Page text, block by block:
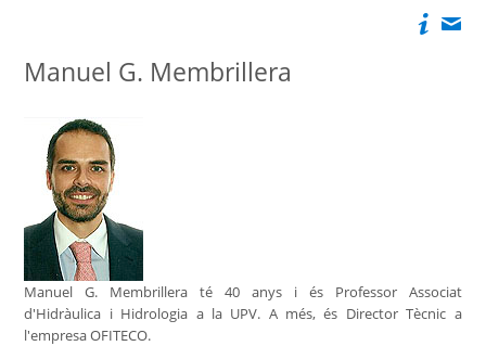
Manuel G. Membrillera
Manuel G. Membrillera té 40 anys i és Professor Associat
d'Hidràulica i Hidrologia a la UPV. A més, és Director Tècnic a
l'empresa OFITECO.